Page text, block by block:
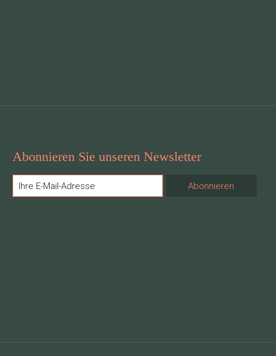
Abonnieren Sie unseren Newsletter
Abonnieren